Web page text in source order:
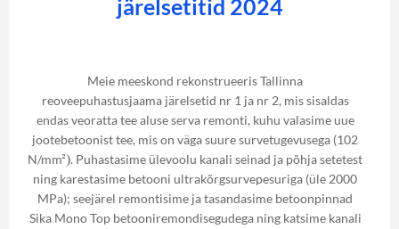
järelsetitid 2024
Meie meeskond rekonstrueeris Tallinna
reoveepuhastusjaama järelsetid nr 1 ja nr 2, mis sisaldas
endas veoratta tee aluse serva remonti, kuhu valasime uue
jootebetoonist tee, mis on väga suure survetugevusega (102
N/mm²). Puhastasime ülevoolu kanali seinad ja põhja setetest
ning karestasime betooni ultrakõrgsurvepesuriga (üle 2000
MPa); seejärel remontisime ja tasandasime betoonpinnad
Sika Mono Top betooniremondisegudega ning katsime kanali